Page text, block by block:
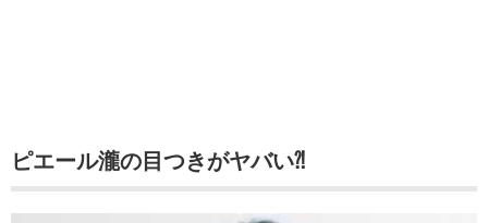
ピエール瀧の目つきがヤバい⁈